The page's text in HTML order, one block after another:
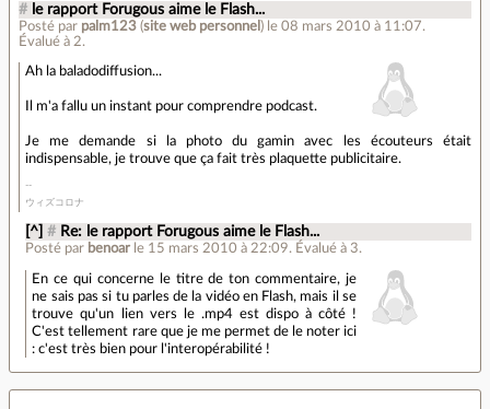
# le rapport Forugous aime le Flash...
Posté par palm123 (site web personnel ) le 08 mars 2010 à 11:07.
Évalué à 2.
Ah la baladodiffusion...
Il m'a fallu un instant pour comprendre podcast.
Je me demande si la photo du gamin avec les écouteurs était
indispensable, je trouve que ça fait très plaquette publicitaire.
ウィズコロナ
[^] # Re: le rapport Forugous aime le Flash...
Posté par benoar le 15 mars 2010 à 22:09. Évalué à 3.
En ce qui concerne le titre de ton commentaire, je
ne sais pas si tu parles de la vidéo en Flash, mais il se
trouve qu'un lien vers le .mp4 est dispo à côté !
C'est tellement rare que je me permet de le noter ici
: c'est très bien pour l'interopérabilité !